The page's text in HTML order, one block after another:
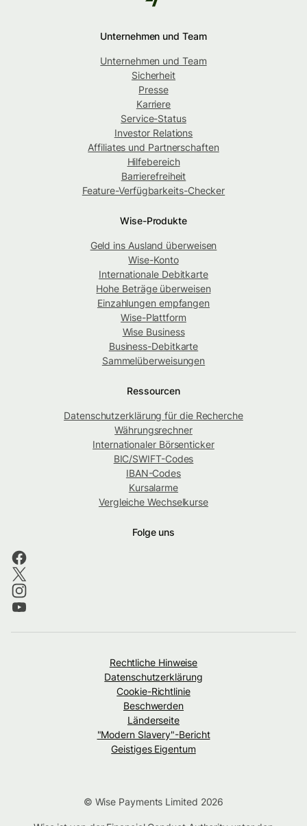
Unternehmen und Team
Unternehmen und Team
Sicherheit
Presse
Karriere
Service-Status
Investor Relations
Affiliates und Partnerschaften
Hilfebereich
Barrierefreiheit
Feature-Verfügbarkeits-Checker
Wise-Produkte
Geld ins Ausland überweisen
Wise-Konto
Internationale Debitkarte
Hohe Beträge überweisen
Einzahlungen empfangen
Wise-Plattform
Wise Business
Business-Debitkarte
Sammelüberweisungen
Ressourcen
Datenschutzerklärung für die Recherche
Währungsrechner
Internationaler Börsenticker
BIC/SWIFT-Codes
IBAN-Codes
Kursalarme
Vergleiche Wechselkurse
Folge uns
Rechtliche Hinweise
Datenschutzerklärung
Cookie-Richtlinie
Beschwerden
Länderseite
"Modern Slavery"-Bericht
Geistiges Eigentum
© Wise Payments Limited 2026